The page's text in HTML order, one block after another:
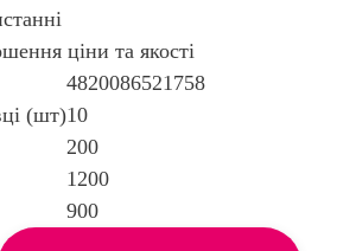
ціни та якості
4820086521758
(шт)10
200
1200
900